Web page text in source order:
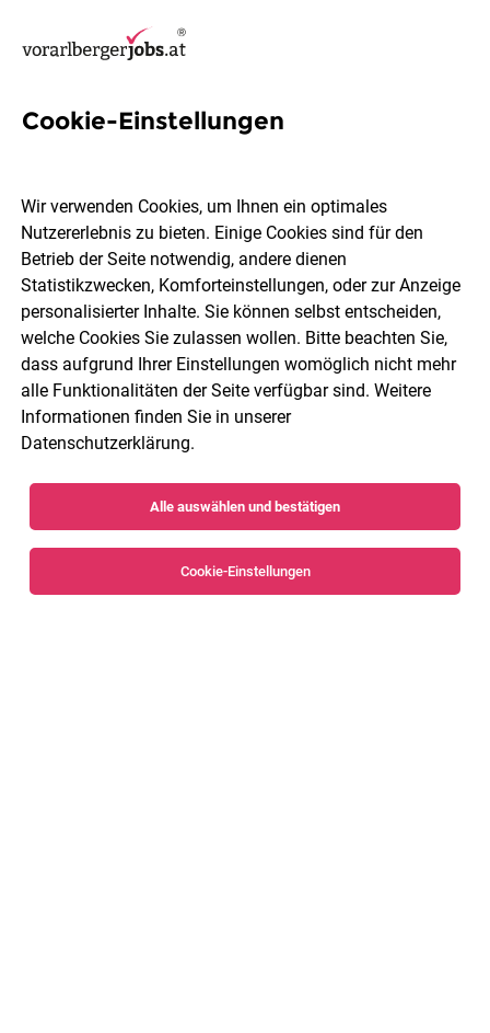
Mitarbeiter:in für modernen
80 %)
Ride A Bike
Lochau Teilzeit 05.08.2026
Cookie-Einstellungen
Wir verwenden Cookies, um Ihnen ein optimales
Nutzererlebnis zu bieten. Einige Cookies sind für den
Betrieb der Seite notwendig, andere dienen
Statistikzwecken, Komforteinstellungen, oder zur Anzeige
personalisierter Inhalte. Sie können selbst entscheiden,
welche Cookies Sie zulassen wollen. Bitte beachten Sie,
dass aufgrund Ihrer Einstellungen womöglich nicht mehr
alle Funktionalitäten der Seite verfügbar sind. Weitere
Informationen finden Sie in unserer
Datenschutzerklärung.
Alle auswählen und bestätigen
Cookie-Einstellungen